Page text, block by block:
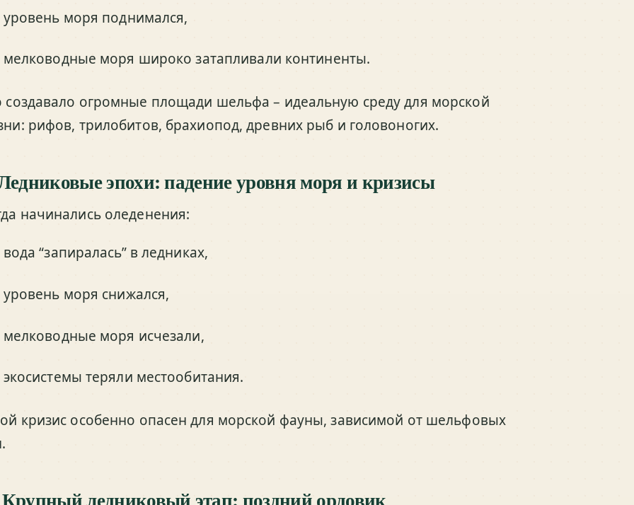
уровень моря поднимался,
мелководные моря широко затапливали континенты.
создавало огромные площади шельфа – идеальную среду для морской
рифов, трилобитов, брахиопод, древних рыб и головоногих.
эпохи: падение уровня моря и кризисы
начинались оледенения:
вода “запиралась” в ледниках,
уровень моря снижался,
мелководные моря исчезали,
экосистемы теряли местообитания.
кризис особенно опасен для морской фауны, зависимой от шельфовых
ледниковый этап: поздний ордовик